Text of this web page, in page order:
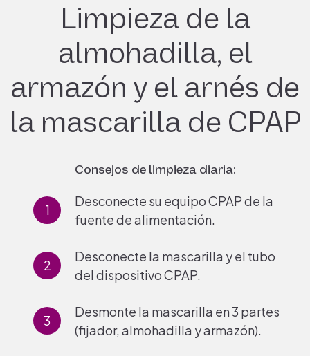
Limpieza de la
almohadilla, el
armazón y el arnés de
la mascarilla de CPAP
Consejos de limpieza diaria:
Desconecte su equipo CPAP de la
fuente de alimentación.
Desconecte la mascarilla y el tubo
del dispositivo CPAP.
Desmonte la mascarilla en 3 partes
(fijador, almohadilla y armazón).